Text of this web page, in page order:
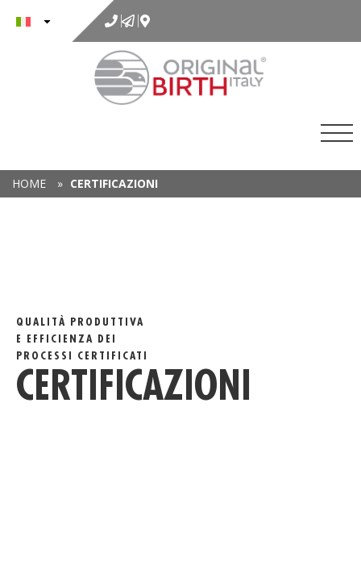
contenuto
HOME » CERTIFICAZIONI
QUALITÀ PRODUTTIVA
E EFFICIENZA DEI
PROCESSI CERTIFICATI
CERTIFICAZIONI